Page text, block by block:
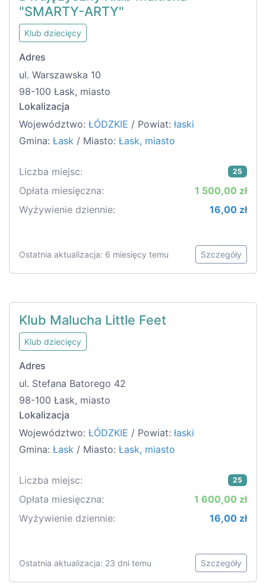
"SMARTY-ARTY"
Klub dziecięcy
Adres
ul. Warszawska 10
98-100 Łask, miasto
Lokalizacja
Województwo: ŁÓDZKIE / Powiat: łaski
Gmina: Łask / Miasto: Łask, miasto
Liczba miejsc: 25
Opłata miesięczna:
1 500,00 zł
Wyżywienie dziennie:
16,00 zł
Ostatnia aktualizacja: 6 miesięcy temu Szczegóły
Klub Malucha Little Feet
Klub dziecięcy
Adres
ul. Stefana Batorego 42
98-100 Łask, miasto
Lokalizacja
Województwo: ŁÓDZKIE / Powiat: łaski
Gmina: Łask / Miasto: Łask, miasto
Liczba miejsc: 25
Opłata miesięczna:
1 600,00 zł
Wyżywienie dziennie:
16,00 zł
Ostatnia aktualizacja: 23 dni temu Szczegóły